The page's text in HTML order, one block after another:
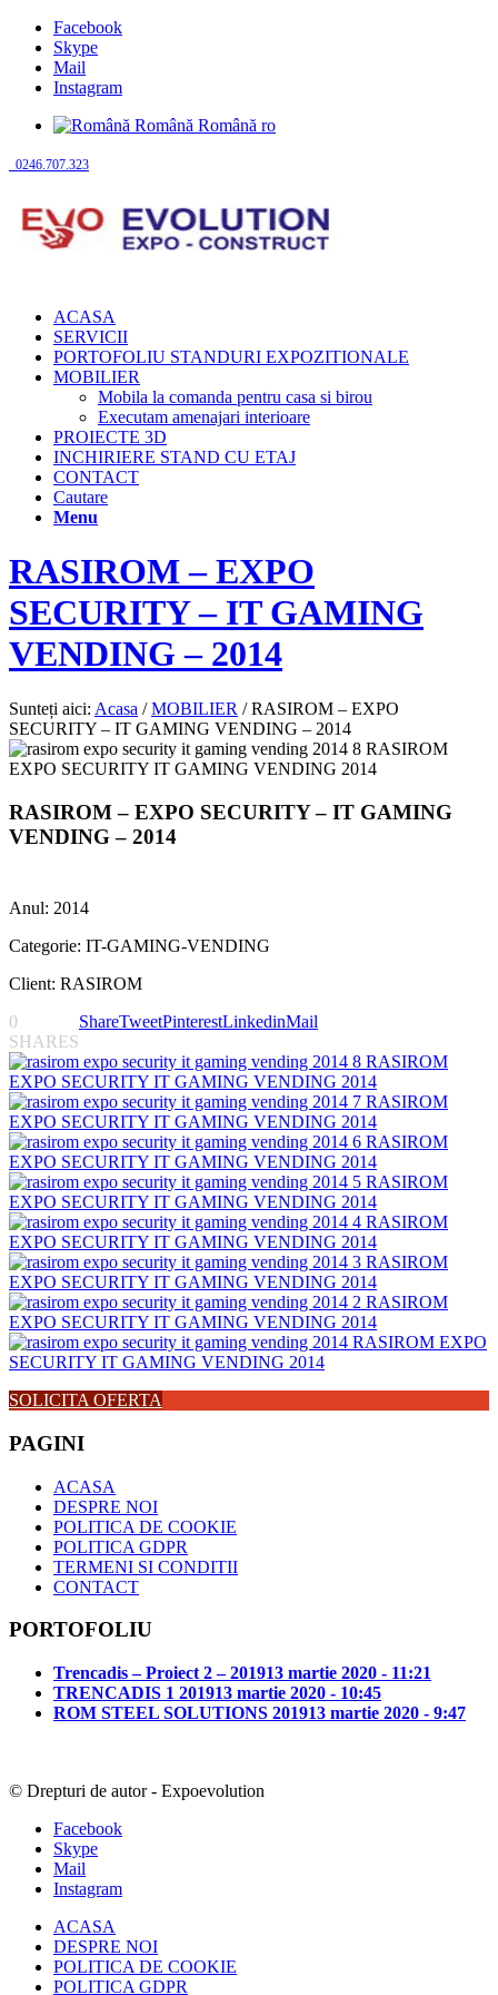
Facebook
Skype
Mail
Instagram
Română Română ro
0246.707.323
ACASA
SERVICII
PORTOFOLIU STANDURI EXPOZITIONALE
MOBILIER
Mobila la comanda pentru casa si birou
Executam amenajari interioare
PROIECTE 3D
INCHIRIERE STAND CU ETAJ
CONTACT
Cautare
Menu
RASIROM – EXPO
SECURITY – IT GAMING
VENDING – 2014
Sunteți aici: Acasa / MOBILIER / RASIROM – EXPO
SECURITY – IT GAMING VENDING – 2014
RASIROM – EXPO SECURITY – IT GAMING
VENDING – 2014
Anul: 2014
Categorie: IT-GAMING-VENDING
Client: RASIROM
0
SHARES
ShareTweetPinterestLinkedinMail
SOLICITA OFERTA
PAGINI
ACASA
DESPRE NOI
POLITICA DE COOKIE
POLITICA GDPR
TERMENI SI CONDITII
CONTACT
PORTOFOLIU
Trencadis – Proiect 2 – 201913 martie 2020 - 11:21
TRENCADIS 1 201913 martie 2020 - 10:45
ROM STEEL SOLUTIONS 201913 martie 2020 - 9:47
© Drepturi de autor - Expoevolution
Facebook
Skype
Mail
Instagram
ACASA
DESPRE NOI
POLITICA DE COOKIE
POLITICA GDPR